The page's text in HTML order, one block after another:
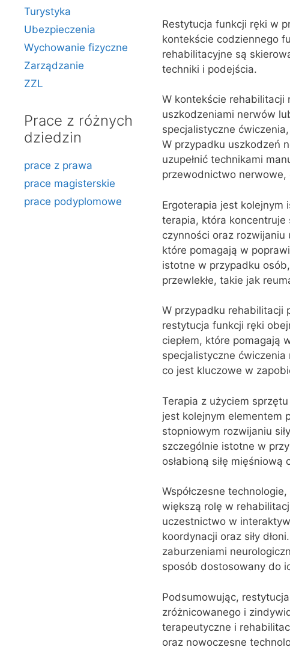
Restytucja funkcji ręki w
kontekście codziennego
rehabilitacyjne są
techniki i podejścia.
W kontekście rehabilitacji
uszkodzeniami nerwów
specjalistyczne
W przypadku uszkodzeń
uzupełnić technikami
przewodnictwo nerwowe,
Ergoterapia jest
terapia, która
czynności oraz
które pomagają w
istotne w przypadku
przewlekłe, takie jak
W przypadku rehabilitacji
restytucja funkcji ręki
ciepłem, które pomagają
specjalistyczne
co jest kluczowe w
Terapia z użyciem
jest kolejnym elementem
stopniowym rozwijaniu
szczególnie istotne w
osłabioną siłę
Współczesne
większą rolę w
uczestnictwo w
koordynacji oraz siły
zaburzeniami
sposób dostosowany do
Podsumowując,
zróżnicowanego i
terapeutyczne i
oraz nowoczesne
Turystyka
Ubezpieczenia
Wychowanie fizyczne
Zarządzanie
ZZL
Prace z różnych
dziedzin
prace z prawa
prace magisterskie
prace podyplomowe